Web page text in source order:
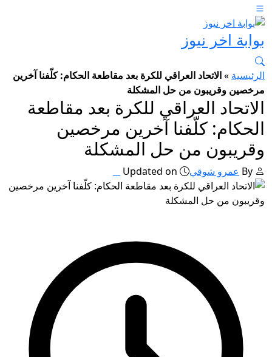
بوابة اخر نيوز
الرئيسية »الاتحاد العراقي للكرة بعد مقاطعة الحكام: كلّفنا آخرين
مرخصين وقريبون من حل المشكلة
الاتحاد العراقي للكرة بعد مقاطعة
الحكام: كلّفنا آخرين مرخصين
وقريبون من حل المشكلة
By عمرو شوقي Updated on